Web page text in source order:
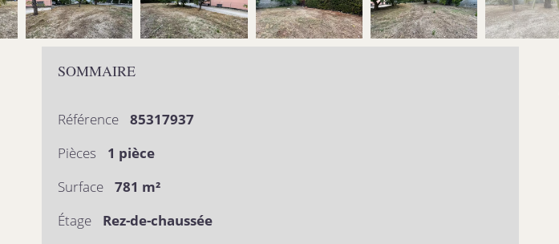
SOMMAIRE
Référence
85317937
Pièces
1 pièce
Surface
781 m²
Étage
Rez-de-chaussée